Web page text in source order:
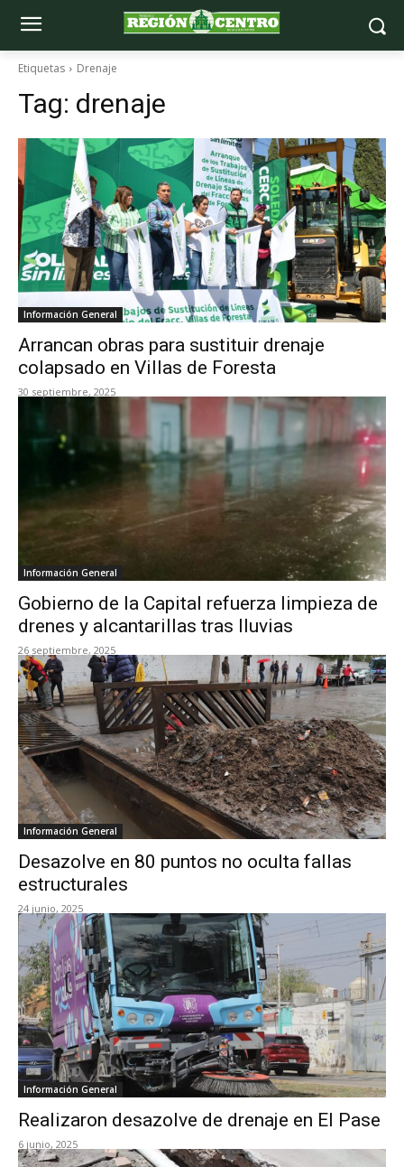
Etiquetas Drenaje
Tag: drenaje
Información General
Arrancan obras para sustituir drenaje
colapsado en Villas de Foresta
30 septiembre, 2025
Información General
Gobierno de la Capital refuerza limpieza de
drenes y alcantarillas tras lluvias
26 septiembre, 2025
Información General
Desazolve en 80 puntos no oculta fallas
estructurales
24 junio, 2025
Información General
Realizaron desazolve de drenaje en El Pase
6 junio, 2025